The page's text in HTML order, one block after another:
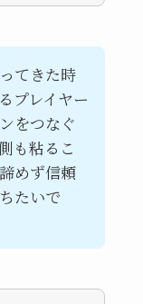
てきた時
プレイヤー
をつなぐ
も粘るこ
めず信頼
たいで